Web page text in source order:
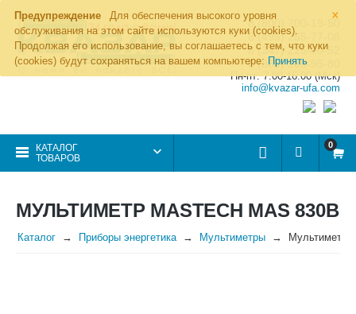
×
Предупреждение
Для обеспечения высокого уровня
обслуживания на этом сайте используются куки (cookies).
Продолжая его использование, вы соглашаетесь с тем, что куки
(cookies) будут сохраняться на вашем компьютере: Принять
8 (800) 700-19-50
8 (495) 255-77-08
8 (347) 225-00-52
8 (986) 963-95-80
Пн-пт: 7.00-16.00 (Мск)
info@kvazar-ufa.com
КАТАЛОГ
ТОВАРОВ
0
МУЛЬТИМЕТР MASTECH MAS 830B
Каталог Приборы энергетика Мультиметры Мультиметр